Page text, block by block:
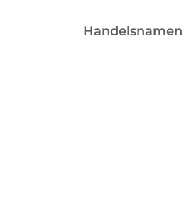
Handelsnamen